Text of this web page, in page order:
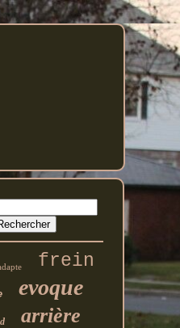
frein
evoque
arrière